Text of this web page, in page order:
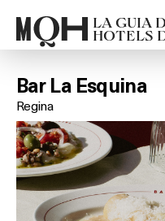
LA GUIA
HOTELS
Bar La Esquina
Regina